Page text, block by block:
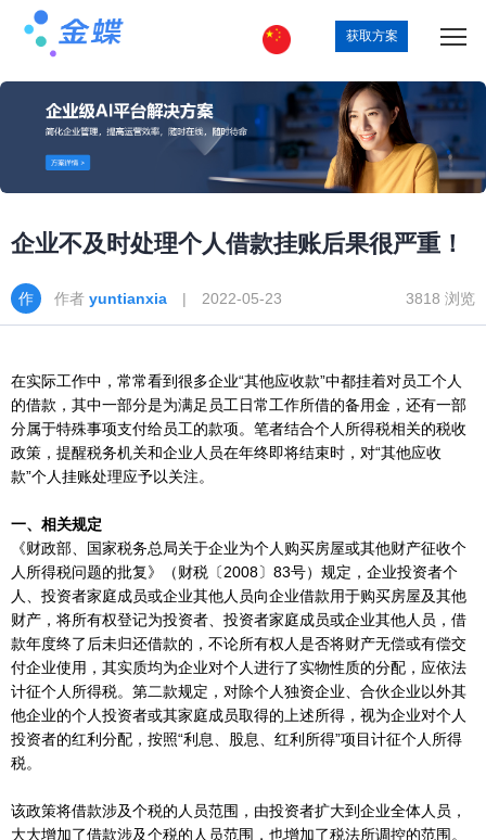
获取方案
企业不及时处理个人借款挂账后果很严重！
作者 yuntianxia | 2022-05-23 3818 浏览
在实际工作中，常常看到很多企业“其他应收款”中都挂着对员工个人
的借款，其中一部分是为满足员工日常工作所借的备用金，还有一部
分属于特殊事项支付给员工的款项。笔者结合个人所得税相关的税收
政策，提醒税务机关和企业人员在年终即将结束时，对“其他应收
款”个人挂账处理应予以关注。
一、相关规定
《财政部、国家税务总局关于企业为个人购买房屋或其他财产征收个
人所得税问题的批复》（财税〔2008〕83号）规定，企业投资者个
人、投资者家庭成员或企业其他人员向企业借款用于购买房屋及其他
财产，将所有权登记为投资者、投资者家庭成员或企业其他人员，借
款年度终了后未归还借款的，不论所有权人是否将财产无偿或有偿交
付企业使用，其实质均为企业对个人进行了实物性质的分配，应依法
计征个人所得税。第二款规定，对除个人独资企业、合伙企业以外其
他企业的个人投资者或其家庭成员取得的上述所得，视为企业对个人
投资者的红利分配，按照“利息、股息、红利所得”项目计征个人所得
税。
该政策将借款涉及个税的人员范围，由投资者扩大到企业全体人员，
大大增加了借款涉及个税的人员范围，也增加了税法所调控的范围。